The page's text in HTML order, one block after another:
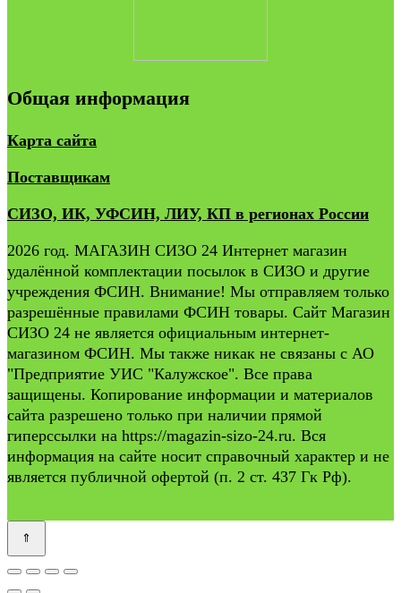
Общая информация
Карта сайта
Поставщикам
СИЗО, ИК, УФСИН, ЛИУ, КП в регионах России
2026 год. МАГАЗИН СИЗО 24 Интернет магазин
удалённой комплектации посылок в СИЗО и другие
учреждения ФСИН. Внимание! Мы отправляем только
разрешённые правилами ФСИН товары. Сайт Магазин
СИЗО 24 не является официальным интернет-
магазином ФСИН. Мы также никак не связаны с АО
"Предприятие УИС "Калужское". Все права
защищены. Копирование информации и материалов
сайта разрешено только при наличии прямой
гиперссылки на https://magazin-sizo-24.ru. Вся
информация на сайте носит справочный характер и не
является публичной офертой (п. 2 ст. 437 Гк Рф).